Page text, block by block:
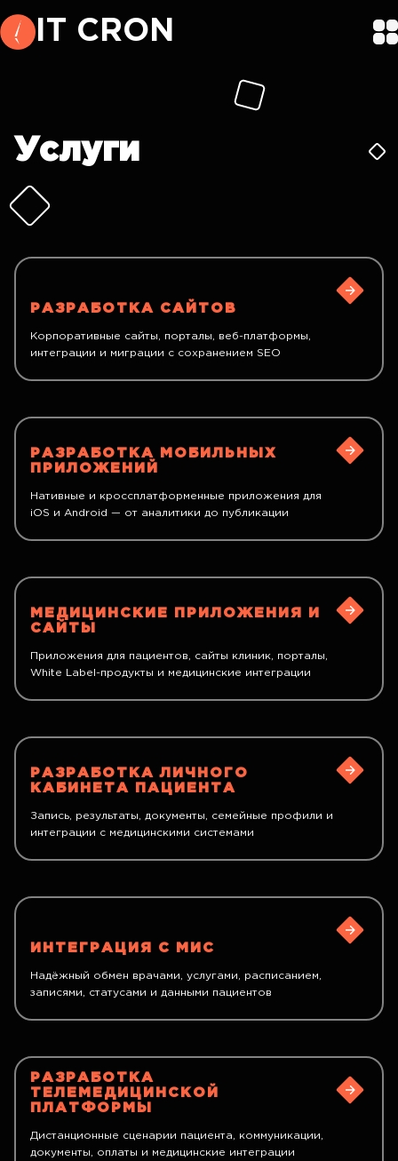
IT CRON
Услуги
РАЗРАБОТКА САЙТОВ
Корпоративные сайты, порталы, веб-платформы,
интеграции и миграции с сохранением SEO
РАЗРАБОТКА МОБИЛЬНЫХ
ПРИЛОЖЕНИЙ
Нативные и кроссплатформенные приложения для
iOS и Android — от аналитики до публикации
МЕДИЦИНСКИЕ ПРИЛОЖЕНИЯ И
САЙТЫ
Приложения для пациентов, сайты клиник, порталы,
White Label-продукты и медицинские интеграции
РАЗРАБОТКА ЛИЧНОГО
КАБИНЕТА ПАЦИЕНТА
Запись, результаты, документы, семейные профили и
интеграции с медицинскими системами
ИНТЕГРАЦИЯ С МИС
Надёжный обмен врачами, услугами, расписанием,
записями, статусами и данными пациентов
РАЗРАБОТКА
ТЕЛЕМЕДИЦИНСКОЙ
ПЛАТФОРМЫ
Дистанционные сценарии пациента, коммуникации,
документы, оплаты и медицинские интеграции